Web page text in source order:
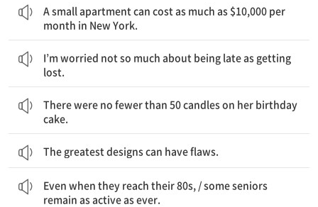
A small apartment can cost as much as $10,000 per
month in New York.
I’m worried not so much about being late as getting
lost.
There were no fewer than 50 candles on her birthday
cake.
The greatest designs can have flaws.
Even when they reach their 80s, / some seniors
remain as active as ever.